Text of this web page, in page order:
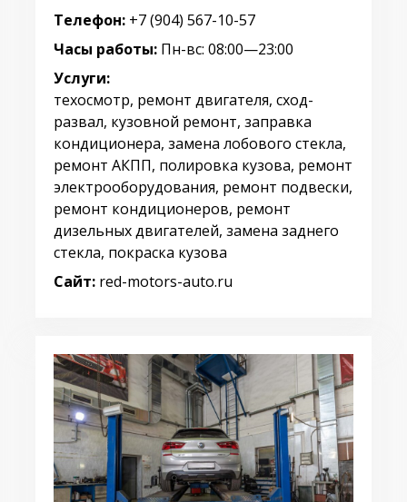
Телефон: +7 (904) 567-10-57
Часы работы: Пн-вс: 08:00—23:00
Услуги:
техосмотр, ремонт двигателя, сход-
развал, кузовной ремонт, заправка
кондиционера, замена лобового стекла,
ремонт АКПП, полировка кузова, ремонт
электрооборудования, ремонт подвески,
ремонт кондиционеров, ремонт
дизельных двигателей, замена заднего
стекла, покраска кузова
Сайт: red-motors-auto.ru